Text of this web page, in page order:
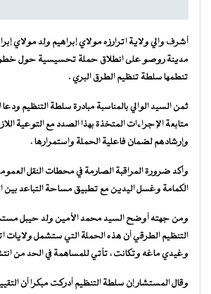
أشرف والي ولاية اترارزه مولاي إبراهيم ولد مولاي
مدينة روصو على انطلاق حملة تحسيسية حول
تنطمها سلطة تنظيم الطرق البري .
ثمن السيد الوالي بالمناسبة مبادرة سلطة التنظيم ودعا
متابعة الإجراءات المتخذة بهذا الصدد مع التوعية
وإرشادهم لضمان فاعلية الحملة واستمرارها .
وأكد ضرورة المراقبة الصارمة في محطات النقل
الكمامة وغسل اليدين مع تطبيق مساحة التباعد بين
ومن جهته أوضح السيد محمد الأمين ولد حيبل
التنظيم الطرقي أن هذه الحملة التي ستشمل ولايات
وغيدي ماغه وتكانت ، تأتي للمساهمة في الحد من
وقال المستشار إن سلطة التنظيم أدركت مبكرا أن